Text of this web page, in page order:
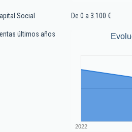
Social De 0 a 3.100 €
últimos años
2022